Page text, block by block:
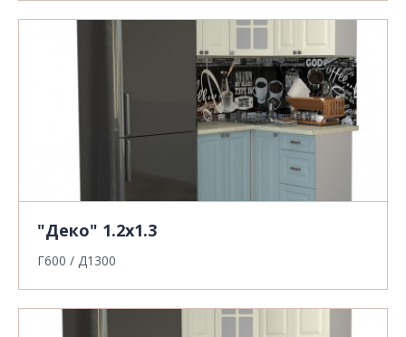
"Деко" 1.2х1.3
Г600 / Д1300